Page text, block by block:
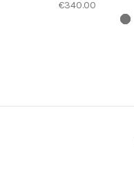
€340.00